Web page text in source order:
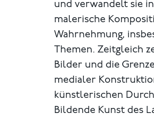
und verwandelt sie
malerische
Wahrnehmung,
Themen. Zeitgleich
Bilder und die
medialer
künstlerischen
Bildende Kunst des